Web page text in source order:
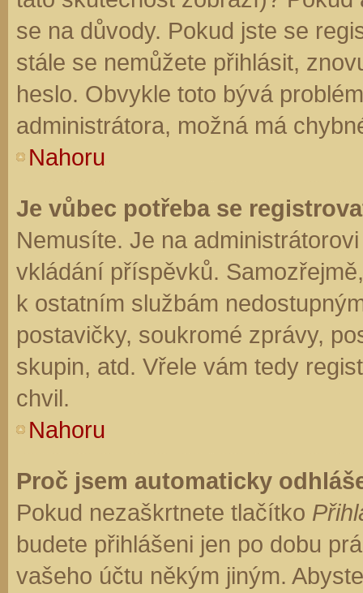
se na důvody. Pokud jste se
stále se nemůžete přihlásit,
heslo. Obvykle toto bývá
administrátora, možná má
Nahoru
Je vůbec potřeba se
Nemusíte. Je na
vkládání příspěvků.
k ostatním službám
postavičky, soukromé zprávy,
skupin, atd. Vřele vám tedy
chvil.
Nahoru
Proč jsem automaticky
Pokud nezaškrtnete tlačítko
budete přihlášeni jen po dobu
vašeho účtu někým jiným.